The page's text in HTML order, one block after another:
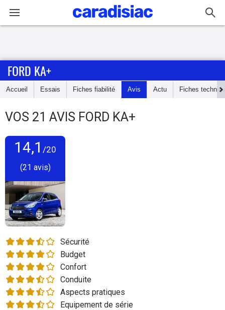
Accueil
Essais
Guide
Electriques
Utilitaires
Flottes
Auto
Services
Forum
FORD KA+
Accueil Essais Fiches fiabilité Avis Actu Fiches
VOS 21 AVIS FORD KA+
14,1 /20
(21 avis)
Sécurité
Budget
Confort
Conduite
Aspects pratiques
Equipement de série